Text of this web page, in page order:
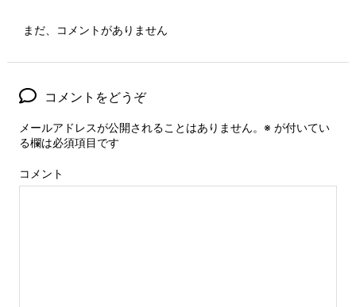
まだ、コメントがありません
コメントをどうぞ
メールアドレスが公開されることはありません。 ※ が付いてい
る欄は必須項目です
コメント